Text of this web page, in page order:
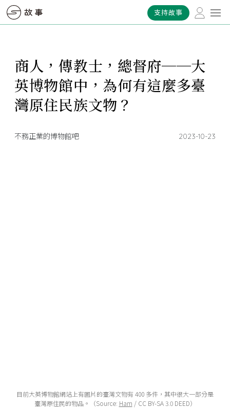
支持故事
商人，傳教士，總督府──大
英博物館中，為何有這麼多臺
灣原住民族文物？
不務正業的博物館吧 2023-10-23
目前大英博物館網站上有圖片的臺灣文物有 400 多件，其中很大一部分是
臺灣原住民的物品。（Source: Ham / CC BY-SA 3.0 DEED）